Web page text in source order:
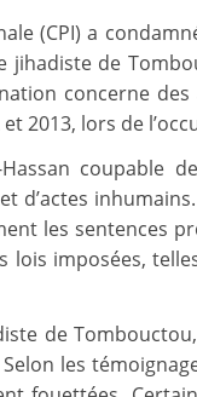
(CPI) a
jihadiste de
concerne
2013, lors de
coupable
d’actes
les sentences
lois imposées,
de
les